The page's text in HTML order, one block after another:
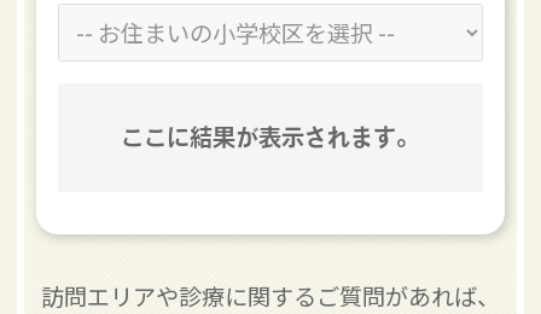
ここに結果が表示されます。
訪問エリアや診療に関するご質問があれば、